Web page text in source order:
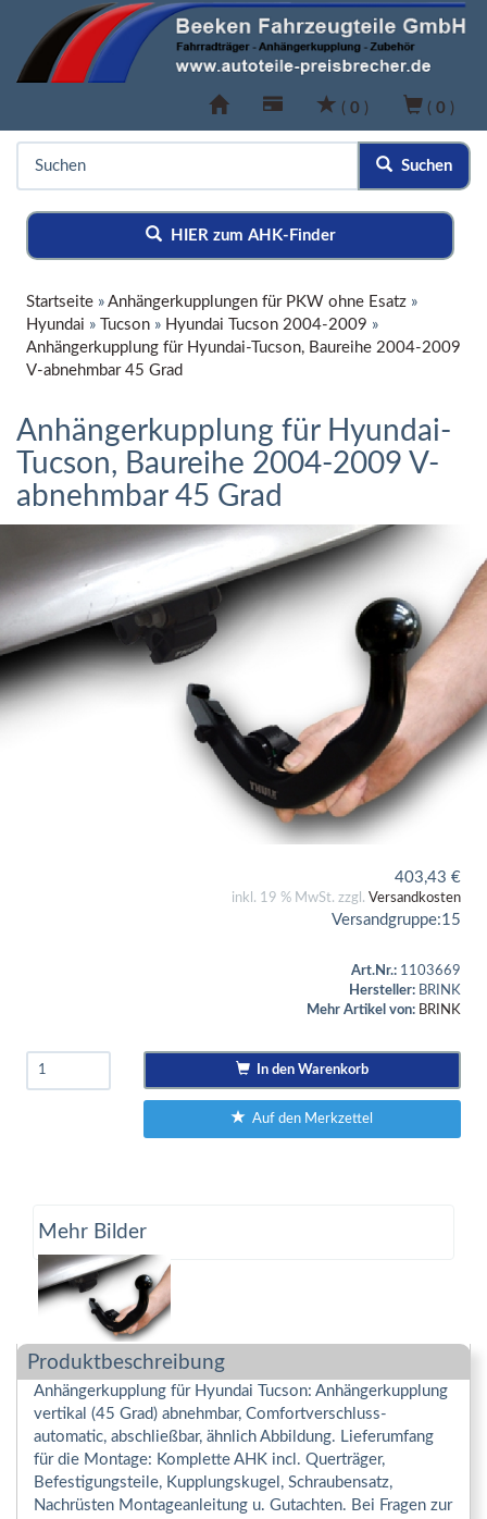
( 0 ) ( 0 )
Suchen
HIER zum AHK-Finder
Startseite » Anhängerkupplungen für PKW ohne Esatz »
Hyundai » Tucson » Hyundai Tucson 2004-2009 »
Anhängerkupplung für Hyundai-Tucson, Baureihe 2004-2009
V-abnehmbar 45 Grad
Anhängerkupplung für Hyundai-
Tucson, Baureihe 2004-2009 V-
abnehmbar 45 Grad
403,43 €
inkl. 19 % MwSt. zzgl. Versandkosten
Versandgruppe:15
Art.Nr.: 1103669
Hersteller: BRINK
Mehr Artikel von: BRINK
In den Warenkorb
Auf den Merkzettel
Mehr Bilder
Produktbeschreibung
Anhängerkupplung für Hyundai Tucson: Anhängerkupplung
vertikal (45 Grad) abnehmbar, Comfortverschluss-
automatic, abschließbar, ähnlich Abbildung. Lieferumfang
für die Montage: Komplette AHK incl. Querträger,
Befestigungsteile, Kupplungskugel, Schraubensatz,
Nachrüsten Montageanleitung u. Gutachten. Bei Fragen zur